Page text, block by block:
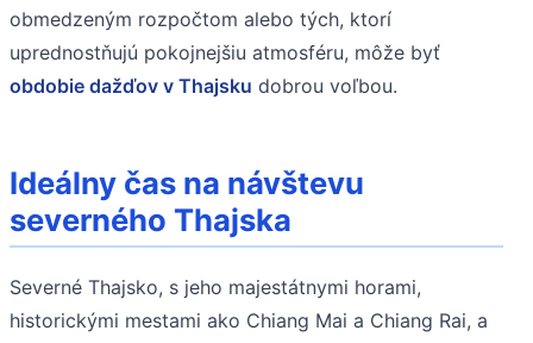
obmedzeným rozpočtom alebo tých, ktorí
uprednostňujú pokojnejšiu atmosféru, môže byť
obdobie dažďov v Thajsku dobrou voľbou.
Ideálny čas na návštevu
severného Thajska
Severné Thajsko, s jeho majestátnymi horami,
historickými mestami ako Chiang Mai a Chiang Rai, a